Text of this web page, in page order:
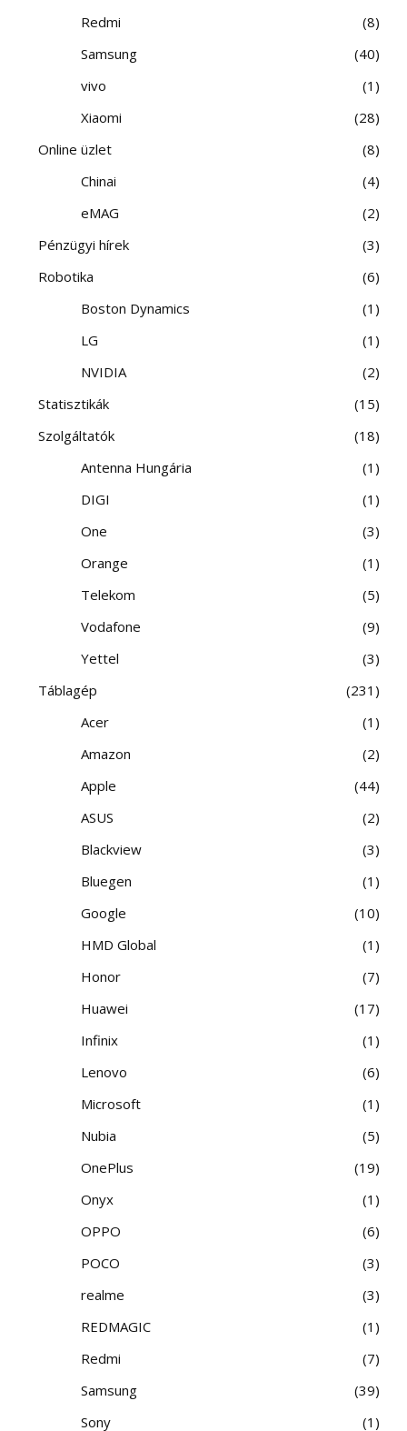
Redmi
8
Samsung
40
vivo
1
Xiaomi
28
Online üzlet
8
Chinai
4
eMAG
2
Pénzügyi hírek
3
Robotika
6
Boston Dynamics
1
LG
1
NVIDIA
2
Statisztikák
15
Szolgáltatók
18
Antenna Hungária
1
DIGI
1
One
3
Orange
1
Telekom
5
Vodafone
9
Yettel
3
Táblagép
231
Acer
1
Amazon
2
Apple
44
ASUS
2
Blackview
3
Bluegen
1
Google
10
HMD Global
1
Honor
7
Huawei
17
Infinix
1
Lenovo
6
Microsoft
1
Nubia
5
OnePlus
19
Onyx
1
OPPO
6
POCO
3
realme
3
REDMAGIC
1
Redmi
7
Samsung
39
Sony
1